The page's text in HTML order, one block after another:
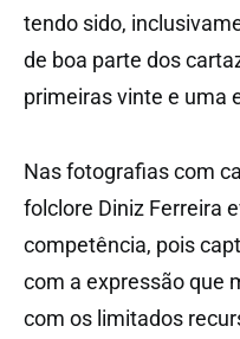
tendo sido,
de boa parte dos
primeiras vinte e uma
Nas fotografias com
folclore Diniz Ferreira
competência, pois
com a expressão que
com os limitados